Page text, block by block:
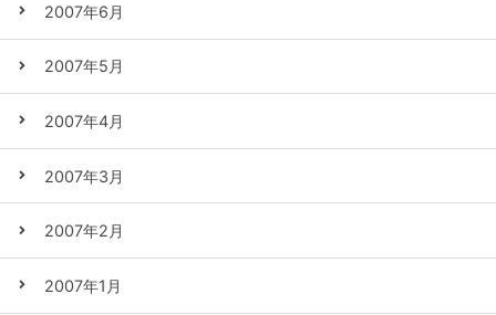
2007年6月
2007年5月
2007年4月
2007年3月
2007年2月
2007年1月